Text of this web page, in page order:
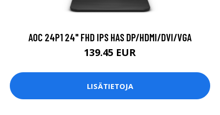
AOC 24P1 24" FHD IPS HAS DP/HDMI/DVI/VGA
139.45 EUR
LISÄTIETOJA